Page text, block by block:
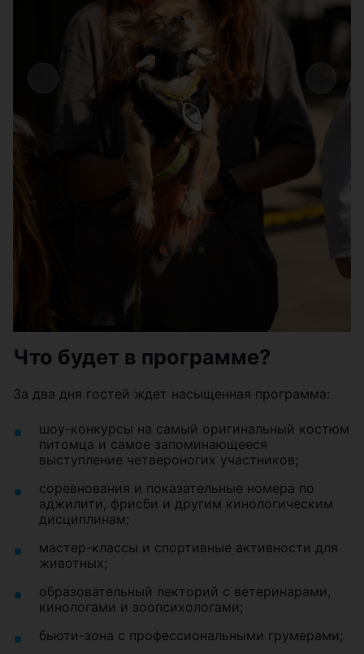
Что будет в программе?
За два дня гостей ждет насыщенная программа:
шоу-конкурсы на самый оригинальный костюм
питомца и самое запоминающееся
выступление четвероногих участников;
соревнования и показательные номера по
аджилити, фрисби и другим кинологическим
дисциплинам;
мастер-классы и спортивные активности для
животных;
образовательный лекторий с ветеринарами,
кинологами и зоопсихологами;
бьюти-зона с профессиональными грумерами;